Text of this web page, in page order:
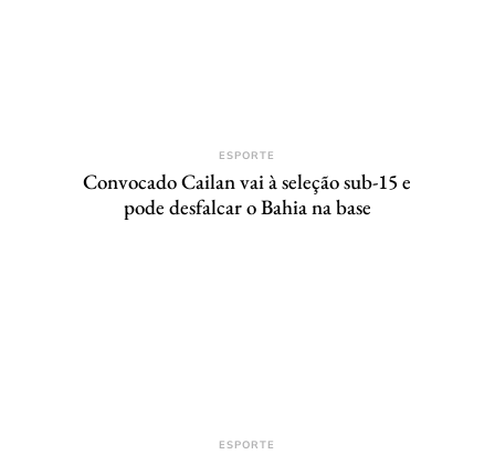
ESPORTE
Convocado Cailan vai à seleção sub-15 e
pode desfalcar o Bahia na base
ESPORTE